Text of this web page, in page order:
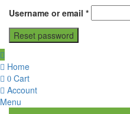
Username or email *Required
Reset password
Home
0 Cart
Account
Menu